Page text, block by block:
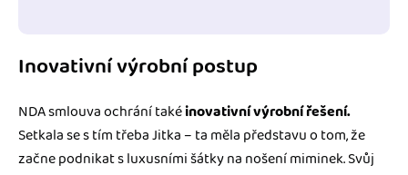
Inovativní výrobní postup
NDA smlouva ochrání takéinovativní výrobní řešení.
Setkala se s tím třeba Jitka – ta měla představu o tom, že
začne podnikat s luxusními šátky na nošení miminek. Svůj